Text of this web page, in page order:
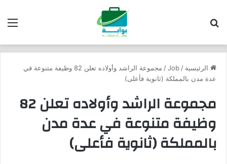
الرئيسية /
Job
/
مجموعة الراشد وأولاده تعلن 82 وظيفة متنوعة في
عدة مدن بالمملكة (ثانوية فأعلى)
مجموعة الراشد وأولاده تعلن 82
وظيفة متنوعة في عدة مدن
بالمملكة (ثانوية فأعلى)